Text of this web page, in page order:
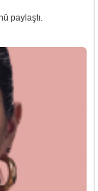
paylaştı.